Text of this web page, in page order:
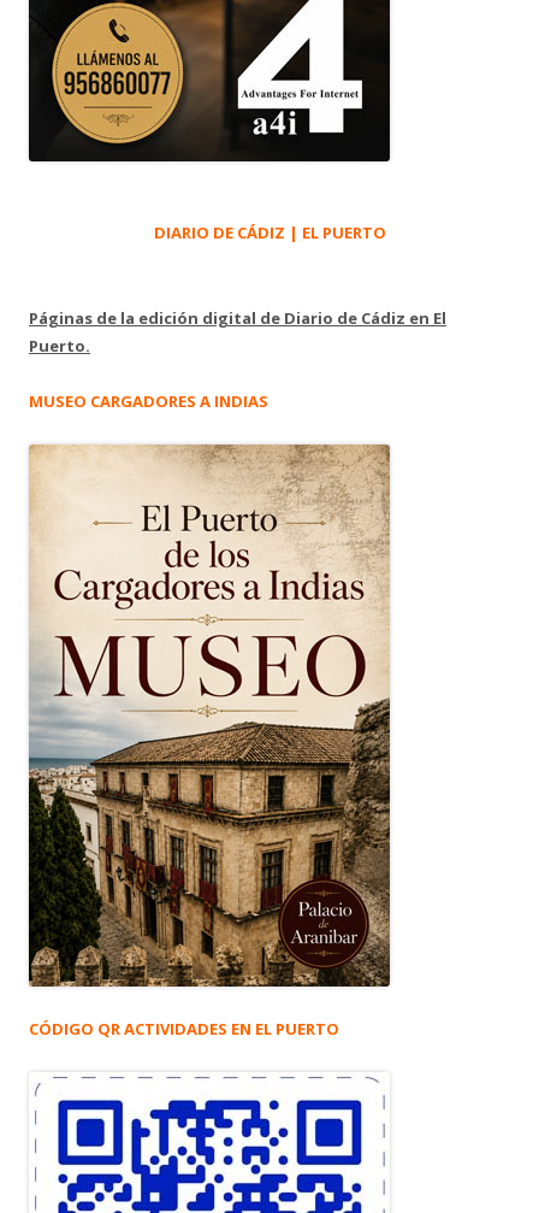
DIARIO DE CÁDIZ | EL PUERTO
Páginas de la edición digital de Diario de Cádiz en El
Puerto.
MUSEO CARGADORES A INDIAS
CÓDIGO QR ACTIVIDADES EN EL PUERTO